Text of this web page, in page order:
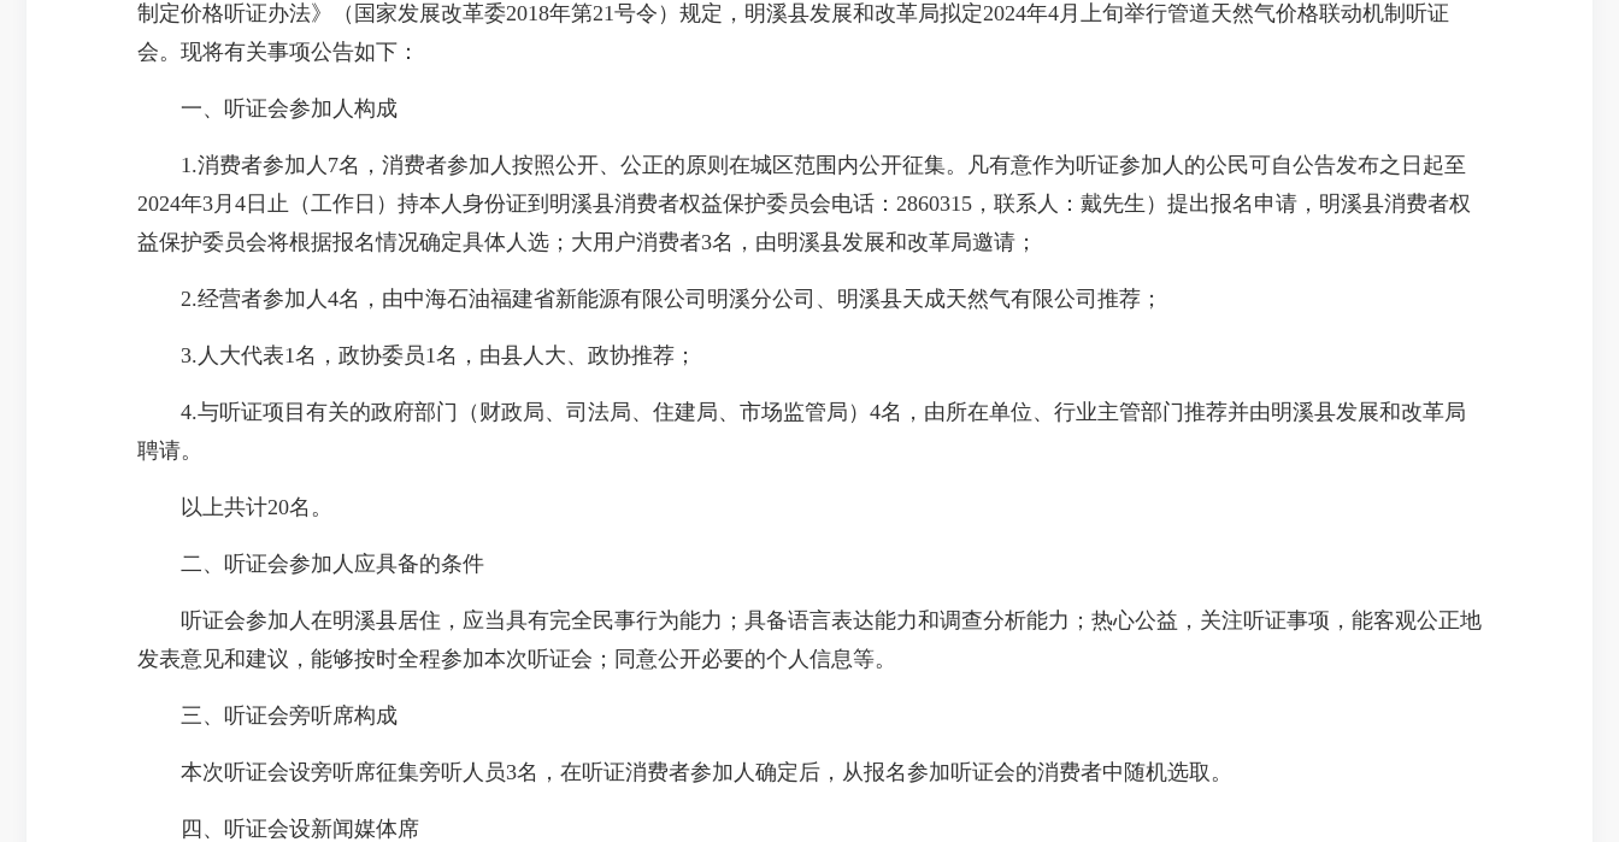
制定价格听证办法》（国家发展改革委2018年第21号令）规定，明溪县发展和改革局拟定2024年4月上旬举行管道天然气价格联动机制听证
会。现将有关事项公告如下：
一、听证会参加人构成
1.消费者参加人7名，消费者参加人按照公开、公正的原则在城区范围内公开征集。凡有意作为听证参加人的公民可自公告发布之日起至
2024年3月4日止（工作日）持本人身份证到明溪县消费者权益保护委员会电话：2860315，联系人：戴先生）提出报名申请，明溪县消费者权
益保护委员会将根据报名情况确定具体人选；大用户消费者3名，由明溪县发展和改革局邀请；
2.经营者参加人4名，由中海石油福建省新能源有限公司明溪分公司、明溪县天成天然气有限公司推荐；
3.人大代表1名，政协委员1名，由县人大、政协推荐；
4.与听证项目有关的政府部门（财政局、司法局、住建局、市场监管局）4名，由所在单位、行业主管部门推荐并由明溪县发展和改革局
聘请。
以上共计20名。
二、听证会参加人应具备的条件
听证会参加人在明溪县居住，应当具有完全民事行为能力；具备语言表达能力和调查分析能力；热心公益，关注听证事项，能客观公正地
发表意见和建议，能够按时全程参加本次听证会；同意公开必要的个人信息等。
三、听证会旁听席构成
本次听证会设旁听席征集旁听人员3名，在听证消费者参加人确定后，从报名参加听证会的消费者中随机选取。
四、听证会设新闻媒体席